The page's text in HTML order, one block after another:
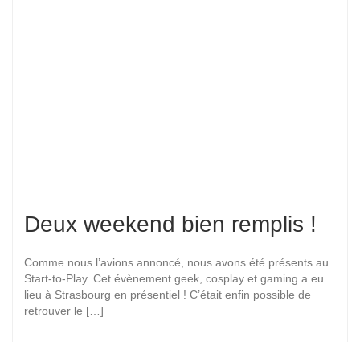
Deux weekend bien remplis !
Comme nous l’avions annoncé, nous avons été présents au
Start-to-Play. Cet évènement geek, cosplay et gaming a eu
lieu à Strasbourg en présentiel ! C’était enfin possible de
retrouver le […]